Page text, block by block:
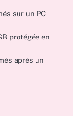
sur un PC
protégée en
après un